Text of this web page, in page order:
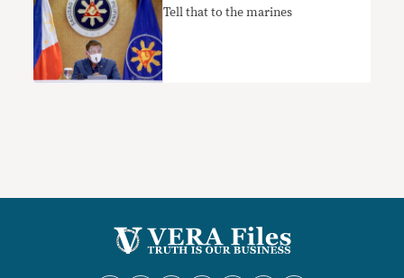
Tell that to the marines